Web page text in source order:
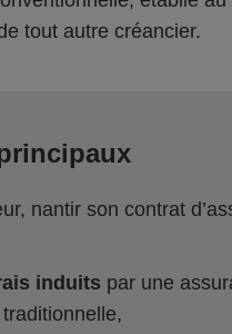
tout autre créancier.
nantir son contrat
induits par une